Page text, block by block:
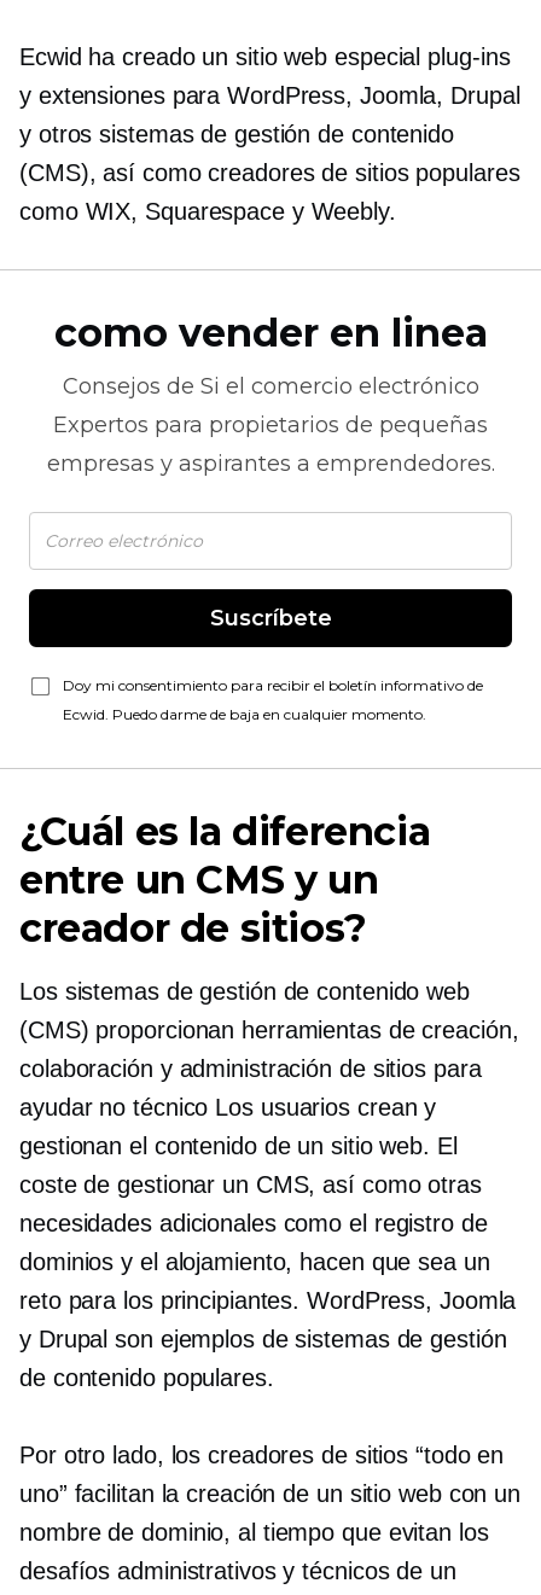
Ecwid ha creado un sitio web especial plug-ins
y extensiones para WordPress, Joomla, Drupal
y otros sistemas de gestión de contenido
(CMS), así como creadores de sitios populares
como WIX, Squarespace y Weebly.
como vender en linea
Consejos de Si el comercio electrónico
Expertos para propietarios de pequeñas
empresas y aspirantes a emprendedores.
Suscríbete
Doy mi consentimiento para recibir el boletín informativo de
Ecwid. Puedo darme de baja en cualquier momento.
¿Cuál es la diferencia
entre un CMS y un
creador de sitios?
Los sistemas de gestión de contenido web
(CMS) proporcionan herramientas de creación,
colaboración y administración de sitios para
ayudar no técnico Los usuarios crean y
gestionan el contenido de un sitio web. El
coste de gestionar un CMS, así como otras
necesidades adicionales como el registro de
dominios y el alojamiento, hacen que sea un
reto para los principiantes. WordPress, Joomla
y Drupal son ejemplos de sistemas de gestión
de contenido populares.
Por otro lado, los creadores de sitios “todo en
uno” facilitan la creación de un sitio web con un
nombre de dominio, al tiempo que evitan los
desafíos administrativos y técnicos de un